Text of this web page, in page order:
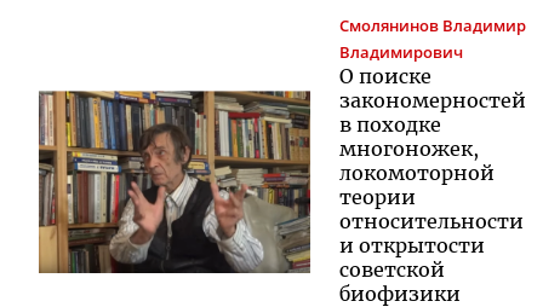
Смолянинов Владимир
Владимирович
О поиске
закономерностей
в походке
многоножек,
локомоторной
теории
относительности
и открытости
советской
биофизики